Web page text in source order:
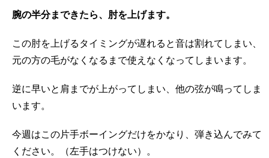
腕の半分まできたら、肘を上げます。
この肘を上げるタイミングが遅れると音は割れてしまい、
元の方の毛がなくなるまで使えなくなってしまいます。
逆に早いと肩までが上がってしまい、他の弦が鳴ってしま
います。
今週はこの片手ボーイングだけをかなり、弾き込んでみて
ください。（左手はつけない）。